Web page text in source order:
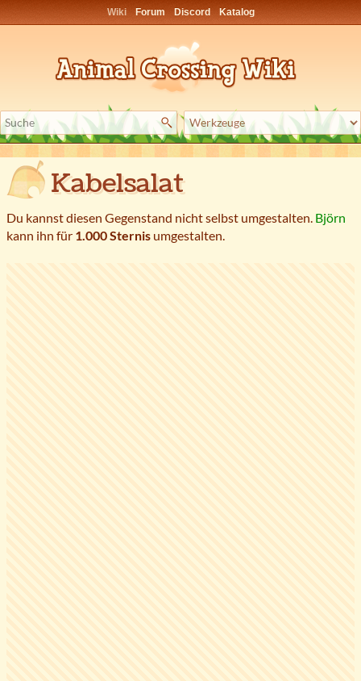
Wiki Forum Discord Katalog
Kabelsalat
Du kannst diesen Gegenstand nicht selbst umgestalten. Björn
kann ihn für 1.000 Sternis umgestalten.